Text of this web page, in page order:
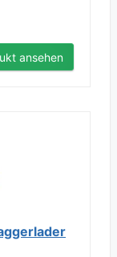
ansehen